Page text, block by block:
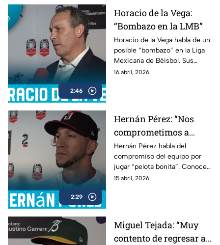
2:46
Horacio de la Vega:
“Bombazo en la LMB”
Horacio de la Vega habla de un
posible “bombazo” en la Liga
Mexicana de Béisbol. Sus
declaraciones generan
16 abril, 2026
2:29
Hernán Pérez: “Nos
comprometimos a
jugar pelota bonita”
Hernán Pérez habla del
compromiso del equipo por
jugar “pelota bonita”. Conoce
sus declaraciones en esta
15 abril, 2026
Miguel Tejada: “Muy
contento de regresar a